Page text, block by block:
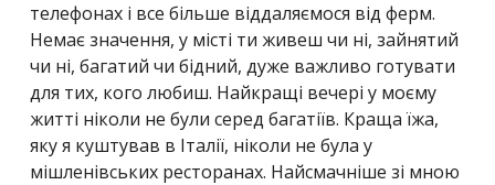
телефонах і все більше віддаляємося від ферм.
Немає значення, у місті ти живеш чи ні, зайнятий
чи ні, багатий чи бідний, дуже важливо готувати
для тих, кого любиш. Найкращі вечері у моєму
житті ніколи не були серед багатіїв. Краща їжа,
яку я куштував в Італії, ніколи не була у
мішленівських ресторанах. Найсмачніше зі мною